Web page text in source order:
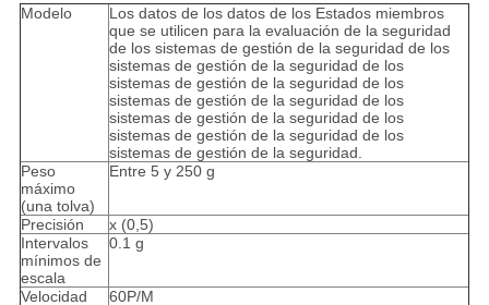
Modelo
Los datos de los datos de los Estados miembros
que se utilicen para la evaluación de la seguridad
de los sistemas de gestión de la seguridad de los
sistemas de gestión de la seguridad de los
sistemas de gestión de la seguridad de los
sistemas de gestión de la seguridad de los
sistemas de gestión de la seguridad de los
sistemas de gestión de la seguridad de los
sistemas de gestión de la seguridad.
Peso
máximo
(una tolva)
Entre 5 y 250 g
Precisión
x (0,5)
Intervalos
mínimos de
escala
0.1 g
Velocidad
60P/M